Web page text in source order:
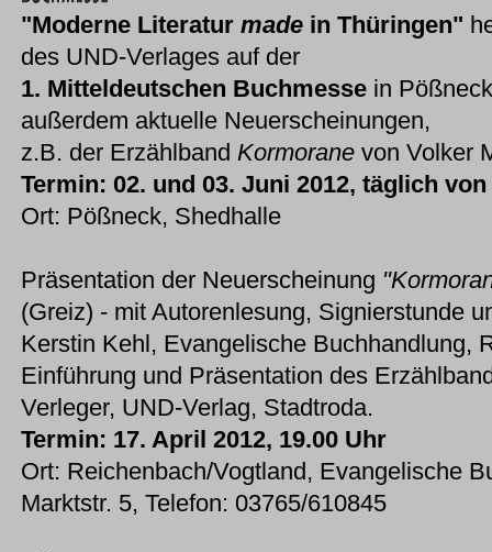
"Moderne Literatur made in Thüringen"
des UND-Verlages auf der
1. Mitteldeutschen Buchmesse in
außerdem aktuelle Neuerscheinungen,
z.B. der Erzählband Kormorane von Volker
Termin: 02. und 03. Juni 2012, täglich
Ort: Pößneck, Shedhalle
Präsentation der Neuerscheinung
(Greiz) - mit Autorenlesung, Signierstunde
Kerstin Kehl, Evangelische Buchhandlung,
Einführung und Präsentation des
Verleger, UND-Verlag, Stadtroda.
Termin: 17. April 2012, 19.00 Uhr
Ort: Reichenbach/Vogtland, Evangelische
Marktstr. 5, Telefon: 03765/610845